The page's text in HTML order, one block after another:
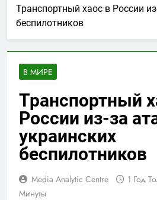
Транспортный хаос в России
беспилотников
В МИРЕ
Транспортный
России из-за
украинских
беспилотников
Media Analytic Centre 1 Год
Минуты